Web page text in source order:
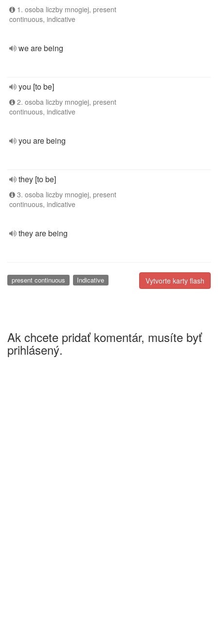
1. osoba liczby mnogiej, present
continuous, indicative
we are being
you [to be]
2. osoba liczby mnogiej, present
continuous, indicative
you are being
they [to be]
3. osoba liczby mnogiej, present
continuous, indicative
they are being
Vytvorte karty flash
present continuous Indicative
Ak chcete pridať komentár, musíte byť
prihlásený.